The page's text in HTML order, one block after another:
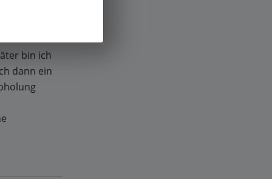
demnach
bin ich
dann ein